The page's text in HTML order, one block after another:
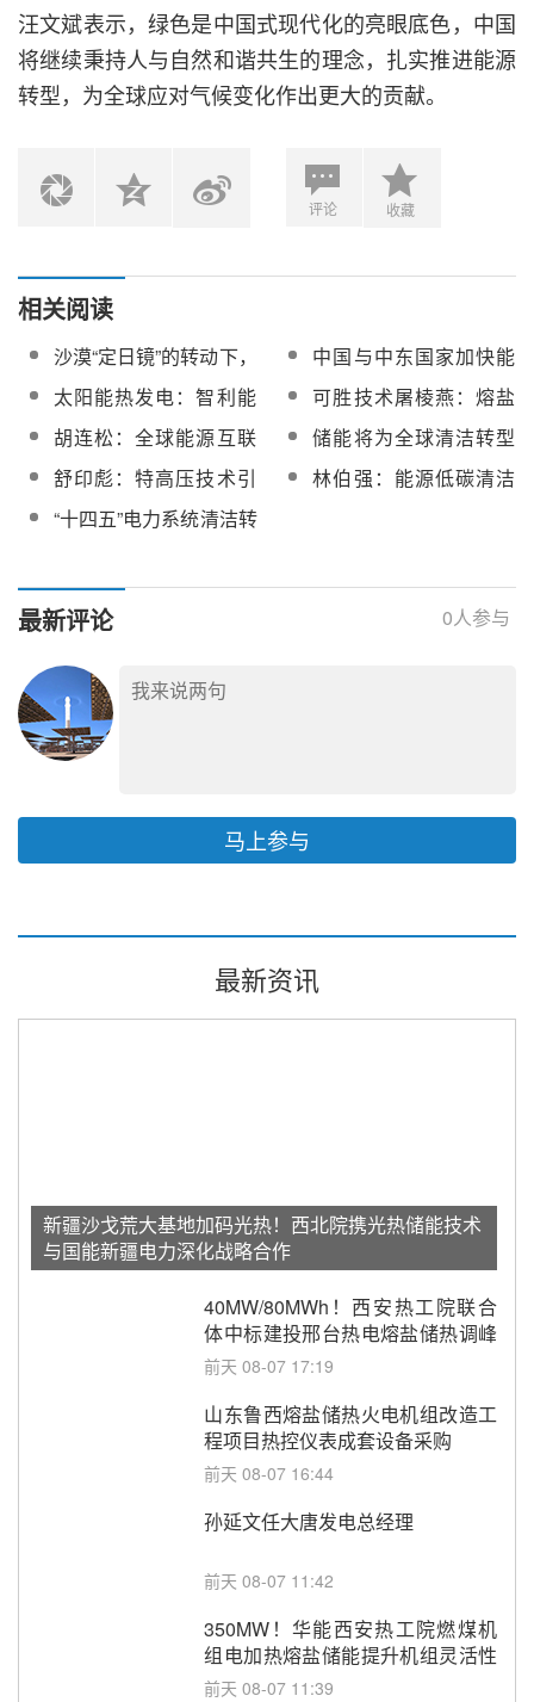
汪文斌表示，绿色是中国式现代化的亮眼底色，中国
将继续秉持人与自然和谐共生的理念，扎实推进能源
转型，为全球应对气候变化作出更大的贡献。
评论 收藏
相关阅读
沙漠“定日镜”的转动下，
广汽传祺冲破新能源转
型迷雾
中国与中东国家加快能
源转型步伐，携手应对
气候变化
太阳能热发电：智利能
源转型计划的支柱之一
可胜技术屠棱燕：熔盐
长时储能助力低碳能源
转型
胡连松：全球能源互联
网将开启全球能源的清
洁转型
储能将为全球清洁转型
带来哪些机遇与挑战？
舒印彪：特高压技术引
领世界能源清洁转型
林伯强：能源低碳清洁
“十四五”电力系统清洁转
最新评论 0人参与
马上参与
最新资讯
新疆沙戈荒大基地加码光热！西北院携光热储能技术
与国能新疆电力深化战略合作
40MW/80MWh！西安热工院联合
体中标建投邢台热电熔盐储热调峰
调频改造EPC项目
前天 08-07 17:19
山东鲁西熔盐储热火电机组改造工
程项目热控仪表成套设备采购
前天 08-07 16:44
孙延文任大唐发电总经理
前天 08-07 11:42
350MW！华能西安热工院燃煤机
组电加热熔盐储能提升机组灵活性
改造项目初步设计第三方评审服务
前天 08-07 11:39